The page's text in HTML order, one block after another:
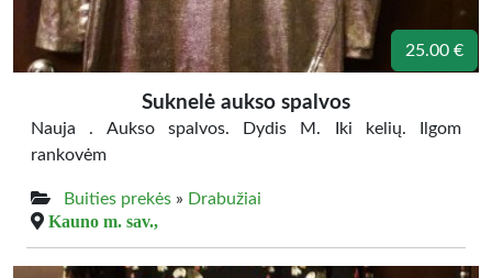
25.00 €
Suknelė aukso spalvos
Nauja . Aukso spalvos. Dydis M. Iki kelių. Ilgom
rankovėm
Buities prekės » Drabužiai
Kauno m. sav.,